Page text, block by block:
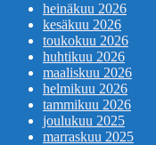
heinäkuu 2026
kesäkuu 2026
toukokuu 2026
huhtikuu 2026
maaliskuu 2026
helmikuu 2026
tammikuu 2026
joulukuu 2025
marraskuu 2025